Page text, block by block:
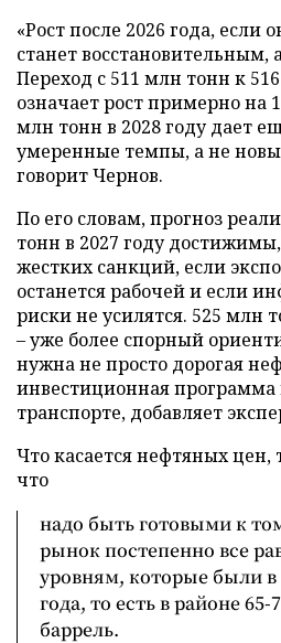
«Рост после 2026 года, если
станет восстановительным,
Переход с 511 млн тонн к
означает рост примерно на
млн тонн в 2028 году дает
умеренные темпы, а не
говорит Чернов.
По его словам, прогноз
тонн в 2027 году
жестких санкций, если
останется рабочей и если
риски не усилятся. 525 млн
– уже более спорный
нужна не просто дорогая
инвестиционная программа
транспорте, добавляет
Что касается нефтяных
что
надо быть готовыми к
рынок постепенно все
уровням, которые были
года, то есть в районе 65-
баррель.